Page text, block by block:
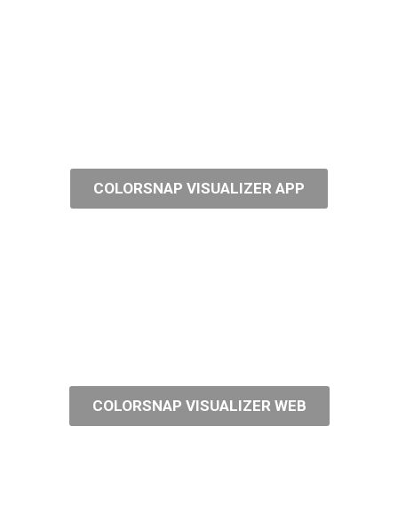
COLORSNAP VISUALIZER APP
COLORSNAP VISUALIZER WEB